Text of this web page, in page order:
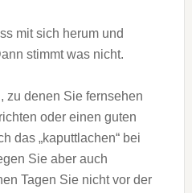
mit sich herum und
stimmt was nicht.
zu denen Sie fernsehen
oder einen guten
das „kaputtlachen“ bei
Sie aber auch
Tagen Sie nicht vor der